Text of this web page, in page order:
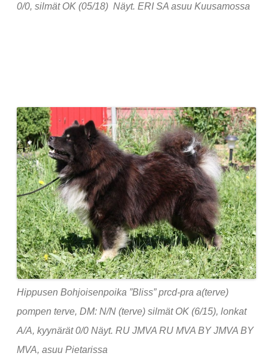
0/0, silmät OK (05/18) Näyt. ERI SA asuu Kuusamossa
Hippusen Bohjoisenpoika ”Bliss” prcd-pra a(terve)
pompen terve, DM: N/N (terve) silmät OK (6/15), lonkat
A/A, kyynärät 0/0 Näyt. RU JMVA RU MVA BY JMVA BY
MVA, asuu Pietarissa